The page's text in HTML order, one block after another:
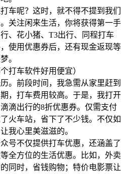
车呢？这时，就不得不提到我们
关注闲来生活，你将获得第一手
、花小猪、T3出行、同程打车
使用优惠券后，还有现金返现等
。
。前段时间，我急需从家里赶到
，打车费用较高。于是，我打开
滴出行的8折优惠券。仅需支付
火车站，省下了不少钱。不仅如
我心里美滋滋的。
号不仅提供打车优惠，还涵盖了
全方位的生活优惠。比如，外卖
同时，省钱购物；特价电影票让